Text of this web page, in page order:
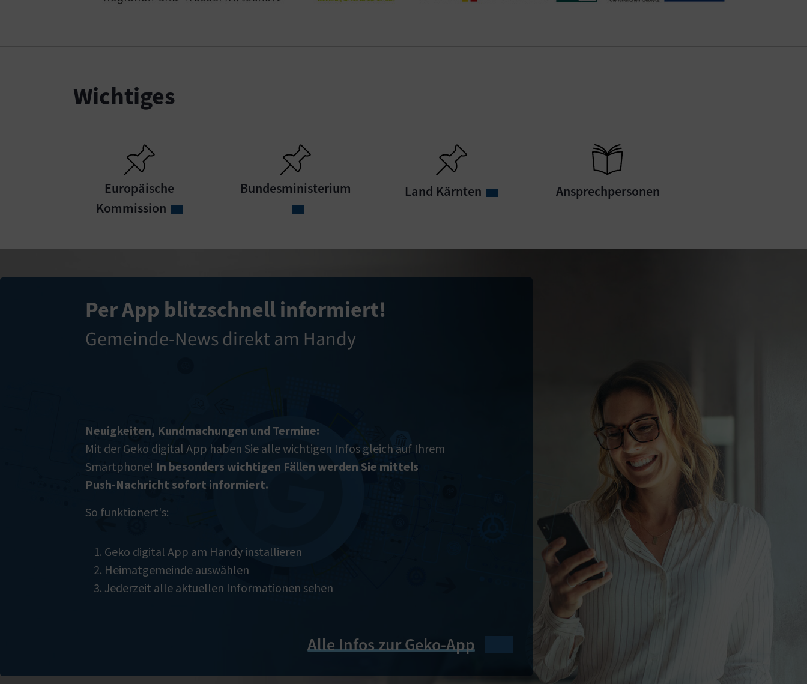
Wichtiges
Europäische
Kommission
Bundesministerium Land Kärnten Ansprechpersonen
Per App blitzschnell informiert!
Gemeinde-News direkt am Handy
Neuigkeiten, Kundmachungen und Termine:
Mit der Geko digital App haben Sie alle wichtigen Infos gleich auf Ihrem
Smartphone! In besonders wichtigen Fällen werden Sie mittels
Push-Nachricht sofort informiert.
So funktionert's:
Geko digital App am Handy installieren
Heimatgemeinde auswählen
Jederzeit alle aktuellen Informationen sehen
Alle Infos zur Geko-App